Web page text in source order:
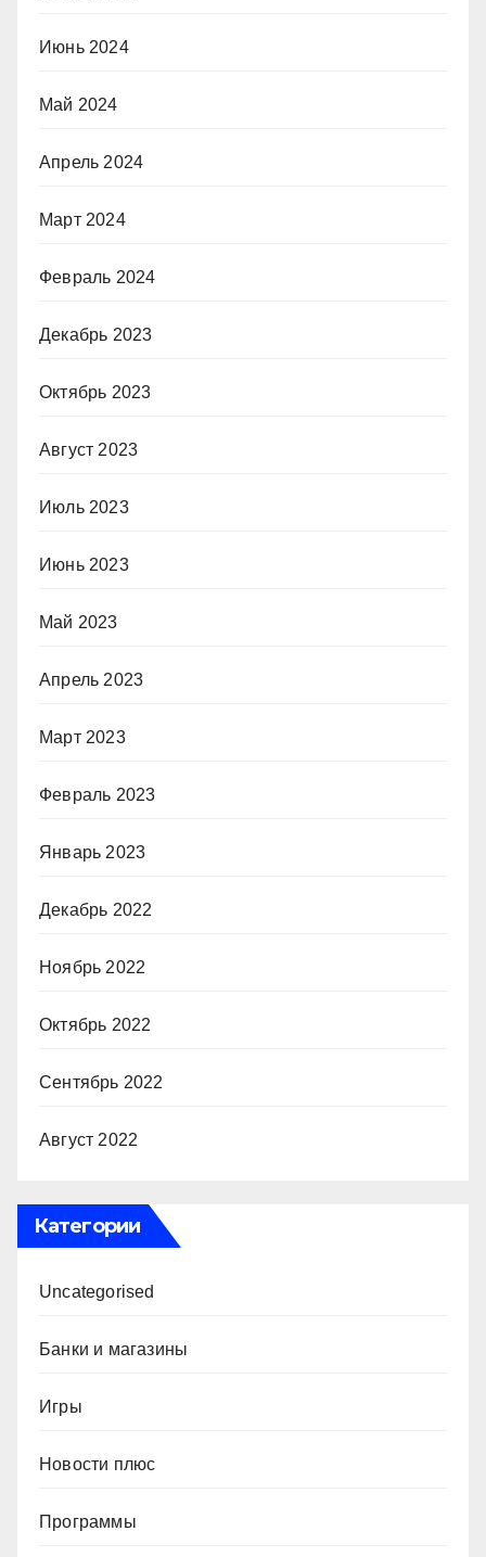
Июнь 2024
Май 2024
Апрель 2024
Март 2024
Февраль 2024
Декабрь 2023
Октябрь 2023
Август 2023
Июль 2023
Июнь 2023
Май 2023
Апрель 2023
Март 2023
Февраль 2023
Январь 2023
Декабрь 2022
Ноябрь 2022
Октябрь 2022
Сентябрь 2022
Август 2022
Категории
Uncategorised
Банки и магазины
Игры
Новости плюс
Программы